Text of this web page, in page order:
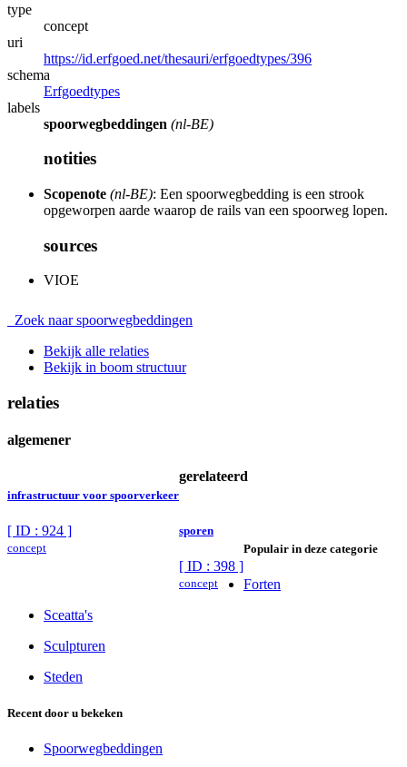
type
concept
uri
https://id.erfgoed.net/thesauri/erfgoedtypes/396
schema
Erfgoedtypes
labels
spoorwegbeddingen (nl-BE)
notities
Scopenote (nl-BE): Een spoorwegbedding is een strook
opgeworpen aarde waarop de rails van een spoorweg lopen.
sources
VIOE
Zoek naar spoorwegbeddingen
Bekijk alle relaties
Bekijk in boom structuur
relaties
algemener
infrastructuur voor spoorverkeer
[ ID : 924 ]
concept
gerelateerd
sporen
[ ID : 398 ]
concept
Populair in deze categorie
Forten
Sceatta's
Sculpturen
Steden
Recent door u bekeken
Spoorwegbeddingen